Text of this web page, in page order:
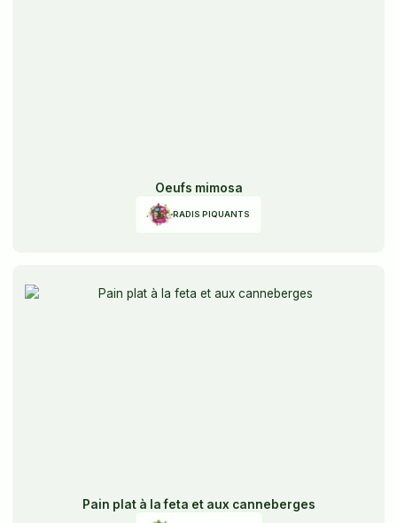
Oeufs mimosa
RADIS PIQUANTS
Pain plat à la feta et aux canneberges